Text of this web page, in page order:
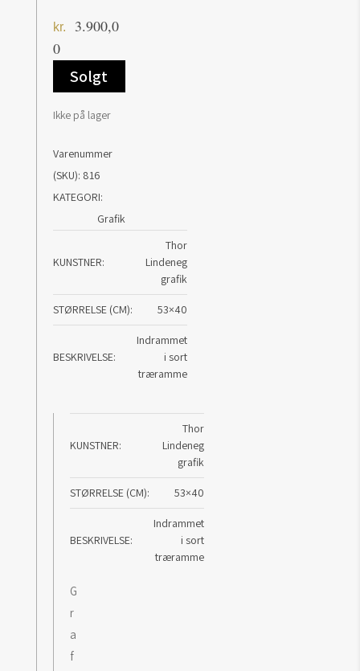
kr.
3.900,0
0
Solgt
Ikke på lager
Varenummer
(SKU): 816
KATEGORI:
Grafik
KUNSTNER
Thor
Lindeneg
grafik
STØRRELSE (CM) 53×40
BESKRIVELSE
Indrammet
i sort
træramme
KUNSTNER
Thor
Lindeneg
grafik
STØRRELSE (CM) 53×40
BESKRIVELSE
Indrammet
i sort
træramme
G
r
a
f